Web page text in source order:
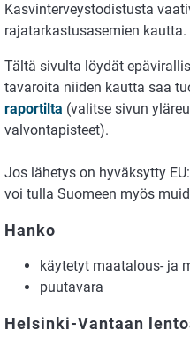
Kasvinterveystodistusta
rajatarkastusasemien kautta.
Tältä sivulta löydät
tavaroita niiden kautta saa
raportilta (valitse sivun
valvontapisteet).
Jos lähetys on hyväksytty
voi tulla Suomeen myös
Hanko
käytetyt maatalous- ja
puutavara
Helsinki-Vantaan